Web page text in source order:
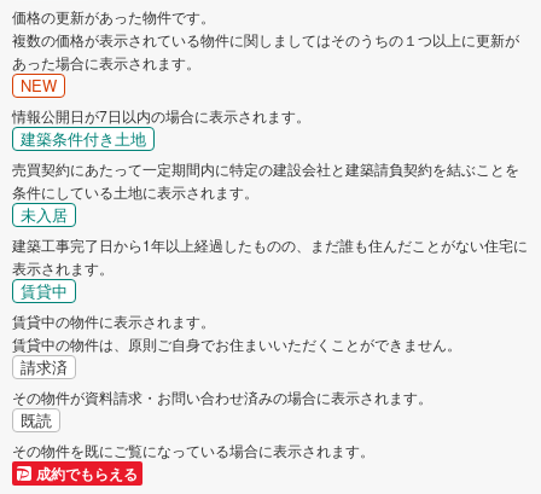
価格の更新があった物件です。
複数の価格が表示されている物件に関しましてはそのうちの１つ以上に更新が
あった場合に表示されます。
NEW
情報公開日が7日以内の場合に表示されます。
建築条件付き土地
売買契約にあたって一定期間内に特定の建設会社と建築請負契約を結ぶことを
条件にしている土地に表示されます。
未入居
建築工事完了日から1年以上経過したものの、まだ誰も住んだことがない住宅に
表示されます。
賃貸中
賃貸中の物件に表示されます。
賃貸中の物件は、原則ご自身でお住まいいただくことができません。
請求済
その物件が資料請求・お問い合わせ済みの場合に表示されます。
既読
その物件を既にご覧になっている場合に表示されます。
成約でもらえる